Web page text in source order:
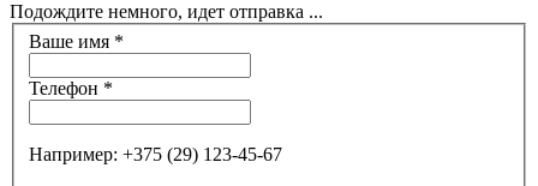
Подождите немного, идет отправка ...
Ваше имя *
Телефон *
Например: +375 (29) 123-45-67